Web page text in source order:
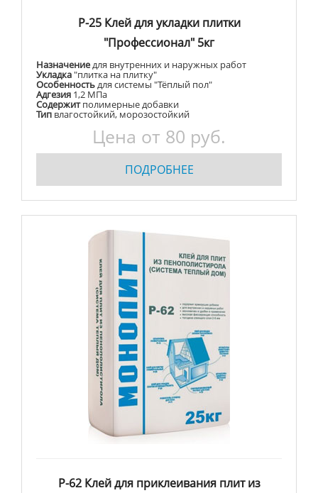
Р-25 Клей для укладки плитки
"Профессионал" 5кг
Назначениедля внутренних и наружных работ
Укладка"плитка на плитку"
Особенностьдля системы "Тёплый пол"
Адгезия 1,2 МПа
Содержитполимерные добавки
Тип влагостойкий, морозостойкий
Цена от 80 руб.
ПОДРОБНЕЕ
Р-62 Клей для приклеивания плит из